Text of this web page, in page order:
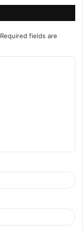
Required fields are